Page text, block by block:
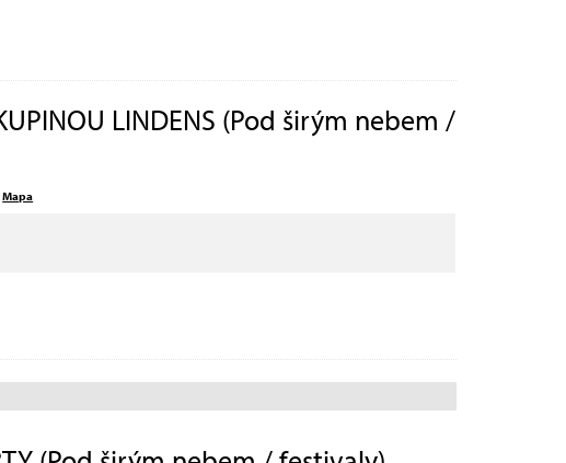
LINDENS (Pod širým nebem /
Mapa